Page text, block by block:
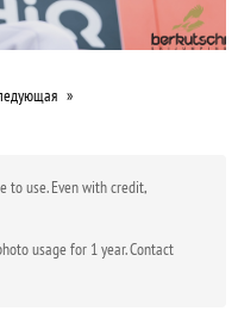
to use. Even with credit,
usage for 1 year. Contact